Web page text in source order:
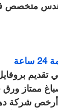
متخصص
تقديم
ممتاز
أرخص شركة